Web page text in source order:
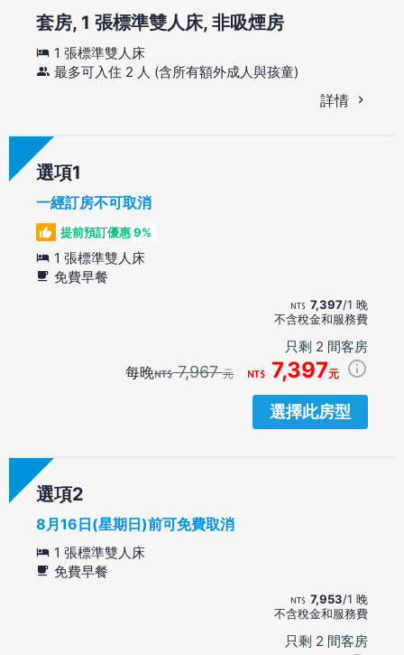
套房, 1 張標準雙人床, 非吸煙房
1 張標準雙人床
最多可入住 2 人 (含所有額外成人與孩童)
詳情
選項
一經訂房不可取消
提前預訂優惠 9%
1 張標準雙人床
免費早餐
7,397/1 晚
不含稅金和服務費
只剩 2 間客房
每晚 7,967元 7,397元
選擇此房型
選項
8月16日(星期日)前可免費取消
1 張標準雙人床
免費早餐
7,953/1 晚
不含稅金和服務費
只剩 2 間客房